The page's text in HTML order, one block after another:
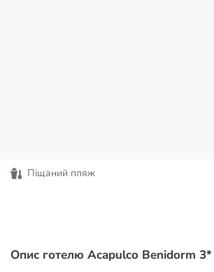
Піщаний пляж
Опис готелю Acapulco Benidorm 3*